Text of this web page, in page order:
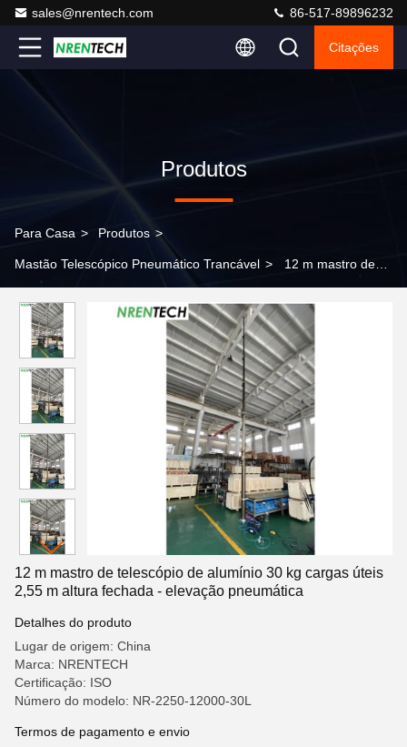
sales@nrentech.com 86-517-89896232
Citações
Produtos
Para Casa > Produtos >
Mastão Telescópico Pneumático Trancável > 12 m mastro de
elevação pneumática
12 m mastro de telescópio de alumínio 30 kg cargas úteis
2,55 m altura fechada - elevação pneumática
Detalhes do produto
Lugar de origem: China
Marca: NRENTECH
Certificação: ISO
Número do modelo: NR-2250-12000-30L
Termos de pagamento e envio